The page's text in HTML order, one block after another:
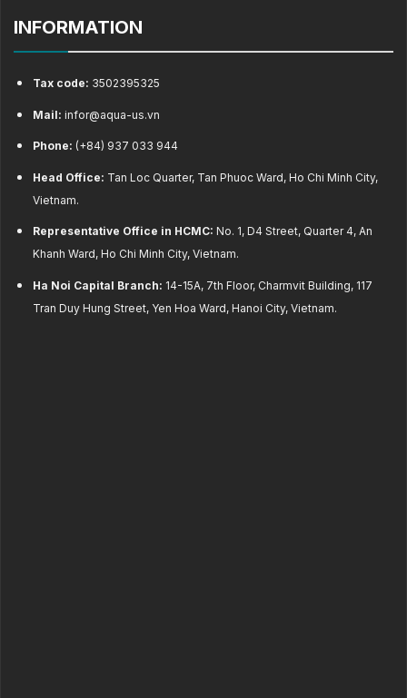
INFORMATION
Tax code: 3502395325
Mail: infor@aqua-us.vn
Phone: (+84) 937 033 944
Head Office: Tan Loc Quarter, Tan Phuoc Ward, Ho Chi Minh City,
Vietnam.
Representative Office in HCMC: No. 1, D4 Street, Quarter 4, An
Khanh Ward, Ho Chi Minh City, Vietnam.
Ha Noi Capital Branch: 14-15A, 7th Floor, Charmvit Building, 117
Tran Duy Hung Street, Yen Hoa Ward, Hanoi City, Vietnam.